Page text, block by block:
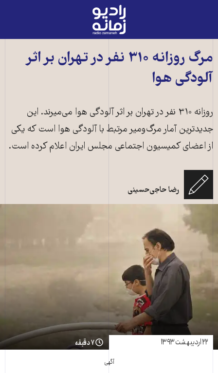
رادیو
زمانه
به
صفحهمرگ روزاﻧﻪ ۳۱۰ نفر در ﺗﻬﺮان بر اثر
آلودگی هوا
روزاﻧﻪ ۳۱۰ ﻧﻔﺮ در ﺗﻬﺮان بر اثر آلودگی هوا می‌میرند. این
جدیدترین آمار مرگ‌ومیر مرتبط با آلودگی هوا است که یکی
از اعضای کمیسیون اﺟﺘﻤﺎﻋﯽ ﻣﺠﻠﺲ ایران اعلام کرده است.
رضا حاجی‌حسینی
۲۲ اردیبهشت ۱۳۹۳ ۷ دقیقه
آگهی